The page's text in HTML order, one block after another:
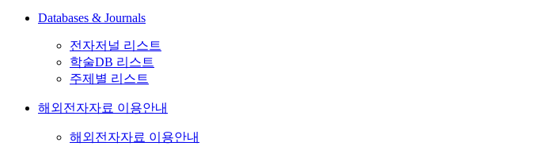
Databases & Journals
전자저널 리스트
학술DB 리스트
주제별 리스트
해외전자자료 이용안내
해외전자자료 이용안내